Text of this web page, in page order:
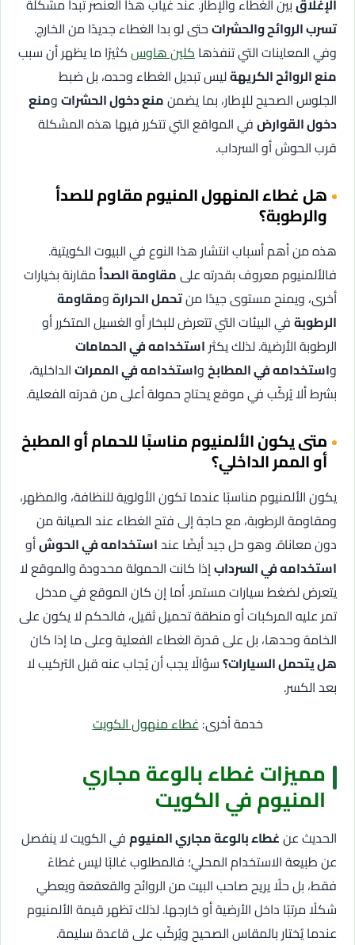
الإغلاقبين الغطاء والإطار. عند غياب هذا العنصر تبدأ مشكلة
تسرب الروائح والحشراتحتى لو بدا الغطاء جديدًا من الخارج.
وفي المعاينات التي تنفذهاكلين هاوسكثيرًا ما يظهر أن سبب
منع الروائح الكريهةليس تبديل الغطاء وحده، بل ضبط
الجلوس الصحيح للإطار، بما يضمنمنع دخول الحشراتومنع
دخول القوارضفي المواقع التي تتكرر فيها هذه المشكلة
قرب الحوش أو السرداب.
هل غطاء المنهول المنيوم مقاوم للصدأ
والرطوبة؟
هذه من أهم أسباب انتشار هذا النوع في البيوت الكويتية.
فالألمنيوم معروف بقدرته علىمقاومة الصدأمقارنة بخيارات
أخرى، ويمنح مستوى جيدًا منتحمل الحرارةومقاومة
الرطوبةفي البيئات التي تتعرض للبخار أو الغسيل المتكرر أو
الرطوبة الأرضية. لذلك يكثراستخدامه في الحمامات
واستخدامه في المطابخواستخدامه في الممراتالداخلية،
بشرط ألا يُركّب في موقع يحتاج حمولة أعلى من قدرته الفعلية.
متى يكون الألمنيوم مناسبًا للحمام أو المطبخ
أو الممر الداخلي؟
يكون الألمنيوم مناسبًا عندما تكون الأولوية للنظافة، والمظهر،
ومقاومة الرطوبة، مع حاجة إلى فتح الغطاء عند الصيانة من
دون معاناة. وهو حل جيد أيضًا عنداستخدامه في الحوشأو
استخدامه في السردابإذا كانت الحمولة محدودة والموقع لا
يتعرض لضغط سيارات مستمر. أما إن كان الموقع في مدخل
تمر عليه المركبات أو منطقة تحميل ثقيل، فالحكم لا يكون على
الخامة وحدها، بل على قدرة الغطاء الفعلية وعلى ما إذا كان
هل يتحمل السيارات؟سؤالًا يجب أن يُجاب عنه قبل التركيب لا
بعد الكسر.
خدمة أخرى:غطاء منهول الكويت
مميزات غطاء بالوعة مجاري
المنيوم في الكويت
الحديث عنغطاء بالوعة مجاري المنيومفي الكويت لا ينفصل
عن طبيعة الاستخدام المحلي؛ فالمطلوب غالبًا ليس غطاءً
فقط، بل حلًا يريح صاحب البيت من الروائح والقعقعة ويعطي
شكلًا مرتبًا داخل الأرضية أو خارجها. لذلك تظهر قيمة الألمنيوم
عندما يُختار بالمقاس الصحيح ويُركّب على قاعدة سليمة.